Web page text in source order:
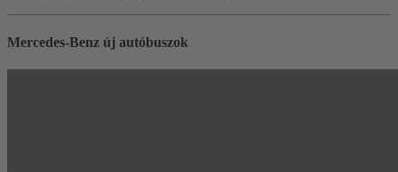
Mercedes-Benz új autóbuszok